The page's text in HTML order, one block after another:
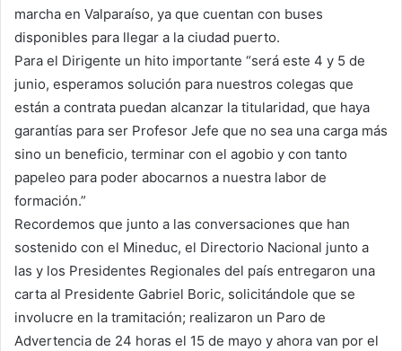
marcha en Valparaíso, ya que cuentan con buses
disponibles para llegar a la ciudad puerto.
Para el Dirigente un hito importante “será este 4 y 5 de
junio, esperamos solución para nuestros colegas que
están a contrata puedan alcanzar la titularidad, que haya
garantías para ser Profesor Jefe que no sea una carga más
sino un beneficio, terminar con el agobio y con tanto
papeleo para poder abocarnos a nuestra labor de
formación.”
Recordemos que junto a las conversaciones que han
sostenido con el Mineduc, el Directorio Nacional junto a
las y los Presidentes Regionales del país entregaron una
carta al Presidente Gabriel Boric, solicitándole que se
involucre en la tramitación; realizaron un Paro de
Advertencia de 24 horas el 15 de mayo y ahora van por el